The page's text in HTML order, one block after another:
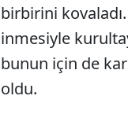
birbirini
inmesiyle
bunun için de
oldu.